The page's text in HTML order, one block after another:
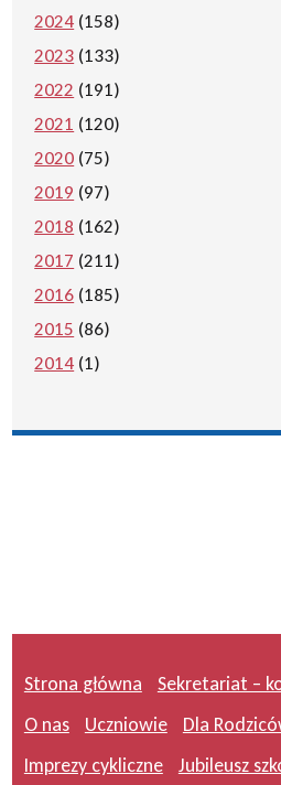
2024 (158)
2023 (133)
2022 (191)
2021 (120)
2020 (75)
2019 (97)
2018 (162)
2017 (211)
2016 (185)
2015 (86)
2014 (1)
Strona główna Sekretariat –
O nas
Uczniowie
Dla
Imprezy cykliczne
Jubileusz